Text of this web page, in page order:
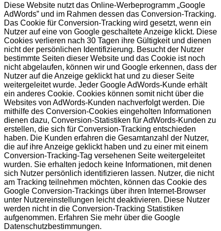
Diese Website nutzt das Online-Werbeprogramm „Google
AdWords” und im Rahmen dessen das Conversion-Tracking.
Das Cookie für Conversion-Tracking wird gesetzt, wenn ein
Nutzer auf eine von Google geschaltete Anzeige klickt. Diese
Cookies verlieren nach 30 Tagen ihre Gültigkeit und dienen
nicht der persönlichen Identifizierung. Besucht der Nutzer
bestimmte Seiten dieser Website und das Cookie ist noch
nicht abgelaufen, können wir und Google erkennen, dass der
Nutzer auf die Anzeige geklickt hat und zu dieser Seite
weitergeleitet wurde. Jeder Google AdWords-Kunde erhält
ein anderes Cookie. Cookies können somit nicht über die
Websites von AdWords-Kunden nachverfolgt werden. Die
mithilfe des Conversion-Cookies eingeholten Informationen
dienen dazu, Conversion-Statistiken für AdWords-Kunden zu
erstellen, die sich für Conversion-Tracking entschieden
haben. Die Kunden erfahren die Gesamtanzahl der Nutzer,
die auf ihre Anzeige geklickt haben und zu einer mit einem
Conversion-Tracking-Tag versehenen Seite weitergeleitet
wurden. Sie erhalten jedoch keine Informationen, mit denen
sich Nutzer persönlich identifizieren lassen. Nutzer, die nicht
am Tracking teilnehmen möchten, können das Cookie des
Google Conversion-Trackings über ihren Internet-Browser
unter Nutzereinstellungen leicht deaktivieren. Diese Nutzer
werden nicht in die Conversion-Tracking Statistiken
aufgenommen. Erfahren Sie mehr über die Google
Datenschutzbestimmungen.